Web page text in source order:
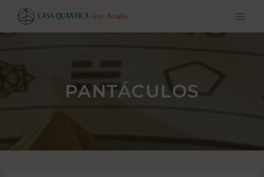
Pular
para
o
PANTÁCULOS